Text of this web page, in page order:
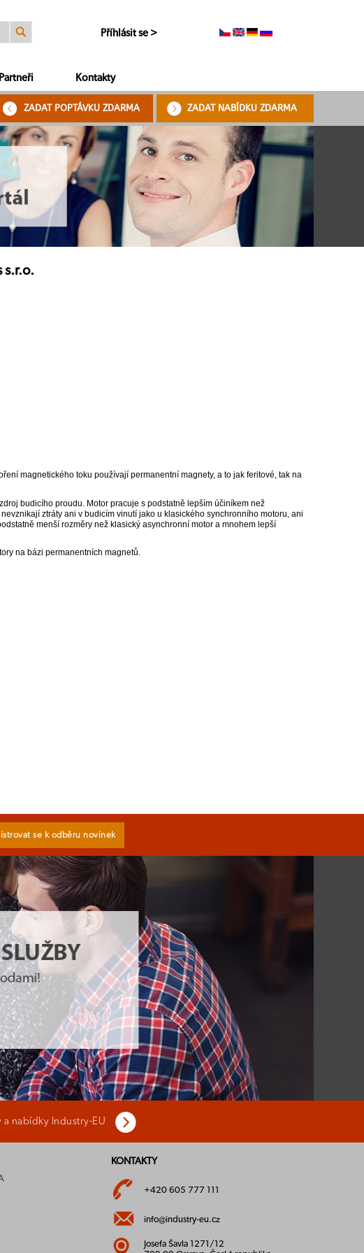
Příhlásit se >
Partneři Kontakty
ZADAT POPTÁVKU ZDARMA ZADAT NABÍDKU ZDARMA
s.r.o.
magnetického toku používají permanentní magnety, a to jak feritové, tak na
budicího proudu. Motor pracuje s podstatně lepším účiníkem než
ztráty ani v budicím vinutí jako u klasického synchronního motoru, ani
menší rozměry než klasický asynchronní motor a mnohem lepší
na bázi permanentních magnetů.
se k odběru novinek
a nabídky Industry-EU
KONTAKTY
+420 605 777 111
info@industry-eu.cz
Josefa Šavla 1271/12